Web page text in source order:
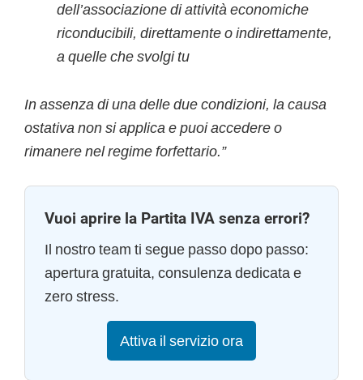
dell’associazione di attività economiche
riconducibili, direttamente o indirettamente,
a quelle che svolgi tu
In assenza di una delle due condizioni, la causa
ostativa non si applica e puoi accedere o
rimanere nel regime forfettario.”
Vuoi aprire la Partita IVA senza errori?
Il nostro team ti segue passo dopo passo:
apertura gratuita, consulenza dedicata e
zero stress.
Attiva il servizio ora